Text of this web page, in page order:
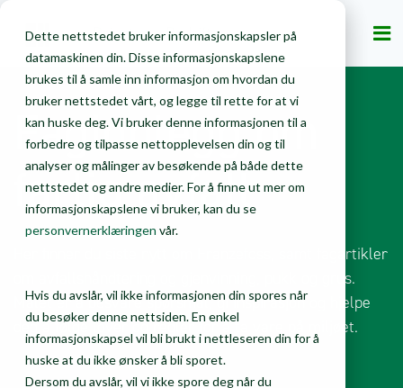
Dette nettstedet bruker informasjonskapsler på
datamaskinen din. Disse informasjonskapslene
brukes til å samle inn informasjon om hvordan du
bruker nettstedet vårt, og legge til rette for at vi
kan huske deg. Vi bruker denne informasjonen til a
forbedre og tilpasse nettopplevelsen din og til
analyser og målinger av besøkende på både dette
nettstedet og andre medier. For å finne ut mer om
informasjonskapslene vi bruker, kan du se
personvernerklæringen vår.
Hvis du avslår, vil ikke informasjonen din spores når
du besøker denne nettsiden. En enkel
informasjonskapsel vil bli brukt i nettleseren din for å
huske at du ikke ønsker å bli sporet.
Dersom du avslår, vil vi ikke spore deg når du
Privat Bedrift
Faginnlegg om
farlig avfall
Her finner du siste nytt om Franzefoss, samt fagartikler
om avfallshåndtering og gjenvinning, pukk og grus.
Målet er å besvare spørsmål, gi inspirasjon og hjelpe
deg å følge lover og regler for å ta vare på miljøet.